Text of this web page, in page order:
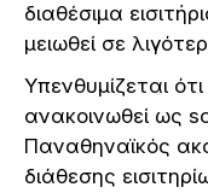
διαθέσιμα
μειωθεί σε
Υπενθυμίζεται
ανακοινωθεί ως
Παναθηναϊκός
διάθεσης